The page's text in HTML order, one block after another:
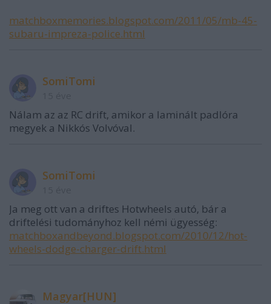
matchboxmemories.blogspot.com/2011/05/mb-45-
subaru-impreza-police.html
SomiTomi
Nálam az az RC drift, amikor a laminált padlóra
megyek a Nikkós Volvóval.
SomiTomi
Ja meg ott van a driftes Hotwheels autó, bár a
driftelési tudományhoz kell némi ügyesség:
matchboxandbeyond.blogspot.com/2010/12/hot-
wheels-dodge-charger-drift.html
Magyar[HUN]